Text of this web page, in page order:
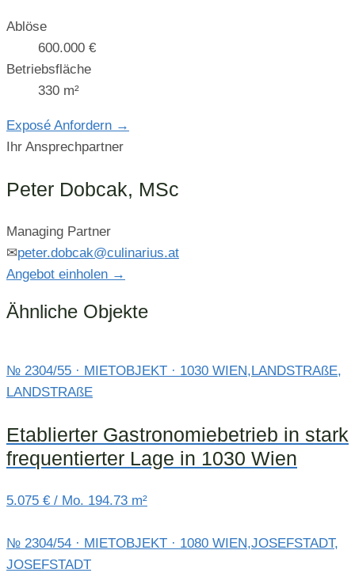
Ablöse
600.000 €
Betriebsfläche
330 m²
Exposé Anfordern →
Ihr Ansprechpartner
Peter Dobcak, MSc
Managing Partner
✉peter.dobcak@culinarius.at
Angebot einholen →
Ähnliche Objekte
№ 2304/55 · MIETOBJEKT · 1030 WIEN,LANDSTRAßE,
LANDSTRAßE
Etablierter Gastronomiebetrieb in stark
frequentierter Lage in 1030 Wien
5.075 € / Mo. 194.73 m²
№ 2304/54 · MIETOBJEKT · 1080 WIEN,JOSEFSTADT,
JOSEFSTADT